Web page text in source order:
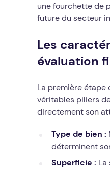
une fourchette de
future du secteur
Les
évaluation
La première étape
véritables piliers
directement son
Type de bien :
déterminent
Superficie : La